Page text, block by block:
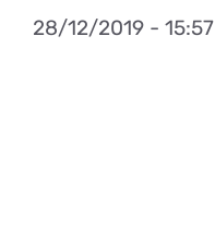
28/12/2019 - 15:57